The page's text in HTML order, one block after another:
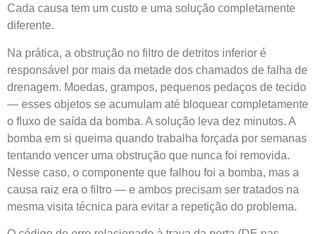
Cada causa tem um custo e uma solução completamente
diferente.
Na prática, a obstrução no filtro de detritos inferior é
responsável por mais da metade dos chamados de falha de
drenagem. Moedas, grampos, pequenos pedaços de tecido
— esses objetos se acumulam até bloquear completamente
o fluxo de saída da bomba. A solução leva dez minutos. A
bomba em si queima quando trabalha forçada por semanas
tentando vencer uma obstrução que nunca foi removida.
Nesse caso, o componente que falhou foi a bomba, mas a
causa raiz era o filtro — e ambos precisam ser tratados na
mesma visita técnica para evitar a repetição do problema.